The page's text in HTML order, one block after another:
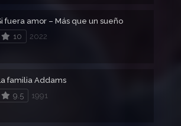
fuera amor – Más que un sueño
10
2022
familia Addams
9.5
1991